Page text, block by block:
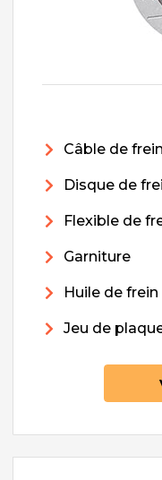
Câble de
Disque de
Flexible de
Garniture
Huile de frein
Jeu de